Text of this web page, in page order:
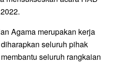
Agama merupakan kerja
seluruh pihak
seluruh rangkaian